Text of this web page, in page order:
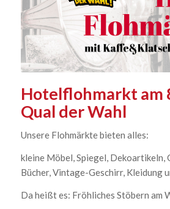
Hotelflohmarkt am
Qual der Wahl
Unsere Flohmärkte bieten alles:
kleine Möbel, Spiegel, Dekoartikeln,
Bücher, Vintage-Geschirr, Kleidung
Da heißt es: Fröhliches Stöbern am